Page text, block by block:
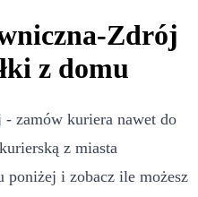
Zdrój
z domu
- zamów kuriera nawet do
z miasta
i zobacz ile możesz